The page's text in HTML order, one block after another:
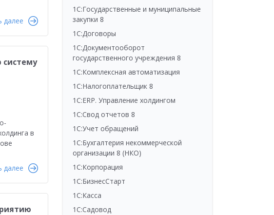
далее
в
далее
1С:Государственные и муниципальные
закупки 8
1С:Договоры
1С:Документооборот
государственного учреждения 8
1С:Комплексная автоматизация
1С:Налогоплательщик 8
1С:ERP. Управление холдингом
1С:Свод отчетов 8
1С:Учет обращений
1С:Бухгалтерия некоммерческой
организации 8 (НКО)
1С:Корпорация
1С:БизнесСтарт
1С:Касса
1С:Садовод